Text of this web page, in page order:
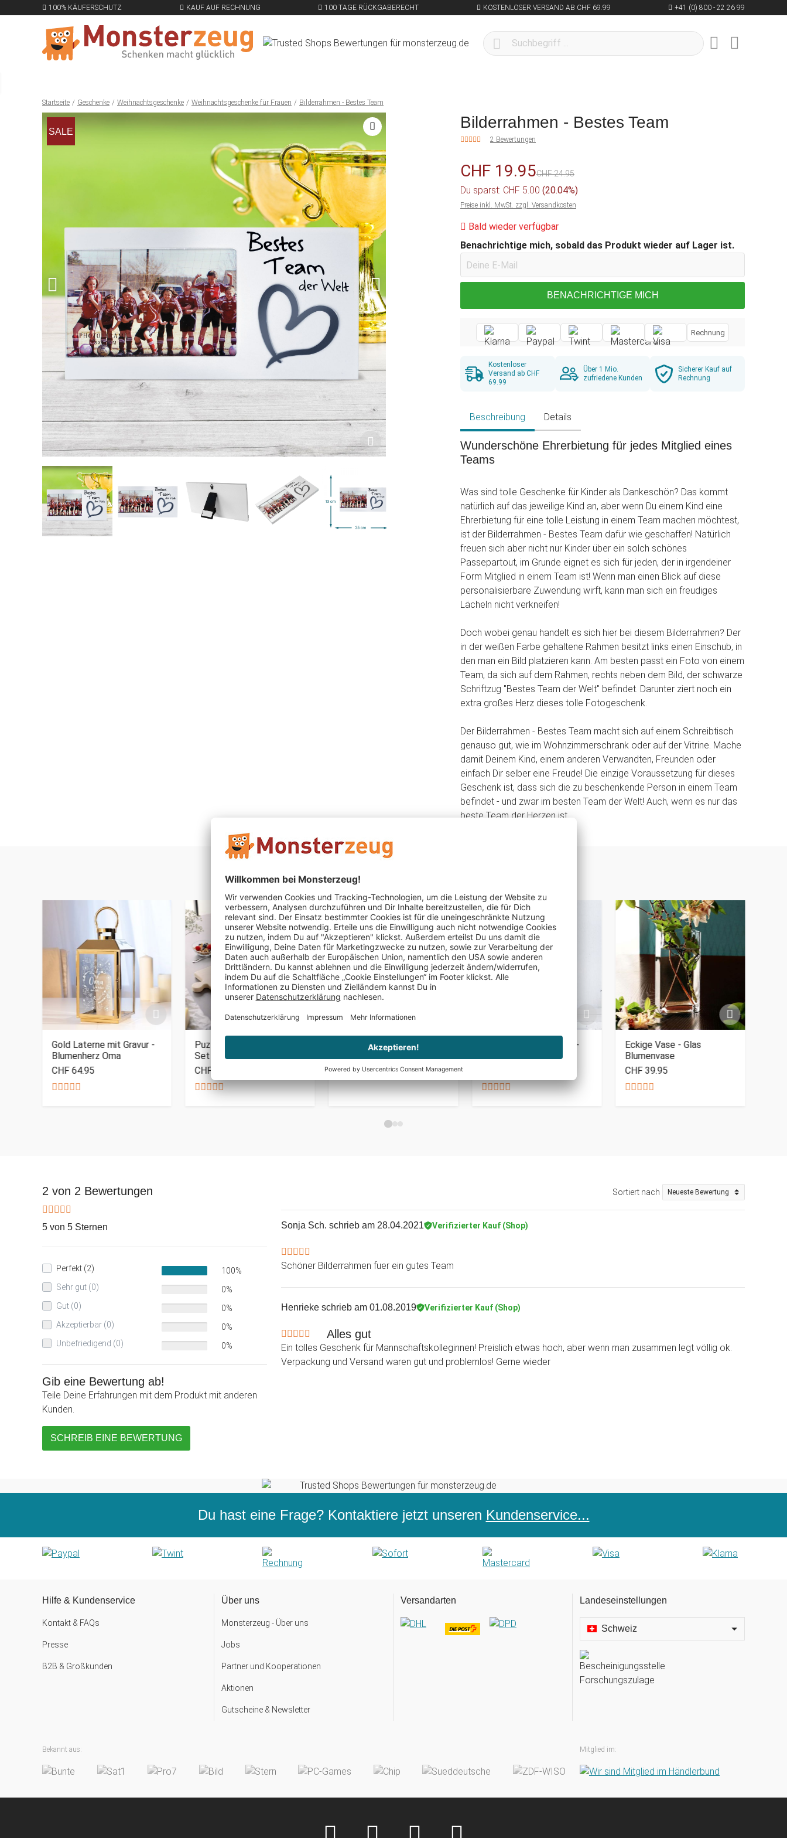
100% KÄUFERSCHUTZ KAUF AUF RECHNUNG 100 TAGE RÜCKGABERECHT KOSTENLOSER VERSAND AB CHF 69.99 +41 (0) 800 - 22 26 99
Startseite Geschenke Weihnachtsgeschenke Weihnachtsgeschenke für Frauen Bilderrahmen - Bestes Team
SALE Bilderrahmen - Bestes Team
2 Bewertungen
CHF 19.95CHF 24.95
Du sparst: CHF 5.00 (20.04%)
Preise inkl. MwSt. zzgl. Versandkosten
Bald wieder verfügbar
Benachrichtige mich, sobald das Produkt wieder auf Lager ist.
BENACHRICHTIGE MICH
Rechnung
Kostenloser
Versand ab CHF
69.99
Über 1 Mio.
zufriedene Kunden
Sicherer Kauf auf
Rechnung
Beschreibung Details
Wunderschöne Ehrerbietung für jedes Mitglied eines
Teams
Was sind tolle Geschenke für Kinder als Dankeschön? Das kommt
natürlich auf das jeweilige Kind an, aber wenn Du einem Kind eine
Ehrerbietung für eine tolle Leistung in einem Team machen möchtest,
ist der Bilderrahmen - Bestes Team dafür wie geschaffen! Natürlich
freuen sich aber nicht nur Kinder über ein solch schönes
Passepartout, im Grunde eignet es sich für jeden, der in irgendeiner
Form Mitglied in einem Team ist! Wenn man einen Blick auf diese
personalisierbare Zuwendung wirft, kann man sich ein freudiges
Lächeln nicht verkneifen!
Doch wobei genau handelt es sich hier bei diesem Bilderrahmen? Der
in der weißen Farbe gehaltene Rahmen besitzt links einen Einschub, in
den man ein Bild platzieren kann. Am besten passt ein Foto von einem
Team, da sich auf dem Rahmen, rechts neben dem Bild, der schwarze
Schriftzug "Bestes Team der Welt" befindet. Darunter ziert noch ein
extra großes Herz dieses tolle Fotogeschenk.
Der Bilderrahmen - Bestes Team macht sich auf einem Schreibtisch
genauso gut, wie im Wohnzimmerschrank oder auf der Vitrine. Mache
damit Deinem Kind, einem anderen Verwandten, Freunden oder
einfach Dir selber eine Freude! Die einzige Voraussetzung für dieses
Geschenk ist, dass sich die zu beschenkende Person in einem Team
befindet - und zwar im besten Team der Welt! Auch, wenn es nur das
beste Team der Herzen ist...
Das könnte Dir auch gefallen
Gold Laterne mit Gravur -
Blumenherz Oma
CHF 64.95
Puzzle Brettchen - 2er
Set
CHF 39.95
Holzlaterne - Kerzen
CHF 59.95
Bonbonglas mit Gravur -
Eckige Vase - Glas
Blumenvase
CHF 39.95
2 von 2 Bewertungen
5 von 5 Sternen
Perfekt (2)
100%
Sehr gut (0)
0%
Gut (0)
0%
Akzeptierbar (0)
0%
Unbefriedigend (0)
0%
Gib eine Bewertung ab!
Teile Deine Erfahrungen mit dem Produkt mit anderen
Kunden.
SCHREIB EINE BEWERTUNG
Sortiert nach
Sonja Sch. schrieb am 28.04.2021 Verifizierter Kauf (Shop)
Schöner Bilderrahmen fuer ein gutes Team
Henrieke schrieb am 01.08.2019 Verifizierter Kauf (Shop)
Alles gut
Ein tolles Geschenk für Mannschaftskolleginnen! Preislich etwas hoch, aber wenn man zusammen legt völlig ok.
Verpackung und Versand waren gut und problemlos! Gerne wieder
Du hast eine Frage? Kontaktiere jetzt unseren Kundenservice...
Hilfe & Kundenservice
Kontakt & FAQs
Presse
B2B & Großkunden
Über uns
Monsterzeug - Über uns
Jobs
Partner und Kooperationen
Aktionen
Gutscheine & Newsletter
Versandarten Landeseinstellungen
Schweiz
Bekannt aus: Mitglied im: